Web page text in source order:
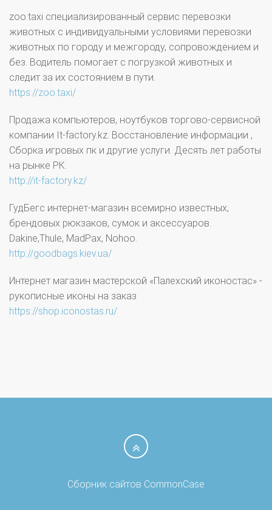
zoo.taxi специализированный сервис перевозки
животных с индивидуальными условиями перевозки
животных по городу и межгороду, сопровождением и
без. Водитель помогает с погрузкой животных и
следит за их состоянием в пути.
https://zoo.taxi/
Продажа компьютеров, ноутбуков торгово-сервисной
компании It-factory.kz. Восстановление информации ,
Сборка игровых пк и другие услуги. Десять лет работы
на рынке РК.
http://it-factory.kz/
ГудБегс интернет-магазин всемирно известных,
брендовых рюкзаков, сумок и аксессуаров.
Dakine,Thule, MadPax, Nohoo.
http://goodbags.kiev.ua/
Интернет магазин мастерской «Палехский иконостас» -
рукописные иконы на заказ
https://shop.iconostas.ru/
Сборник сайтов CommonCase